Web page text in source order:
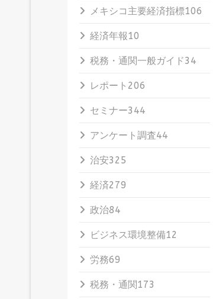
メキシコ主要経済指標106
経済年報10
税務・通関一般ガイド34
レポート 206
セミナー344
アンケート調査44
治安325
経済279
政治84
ビジネス環境整備12
労務69
税務・通関173